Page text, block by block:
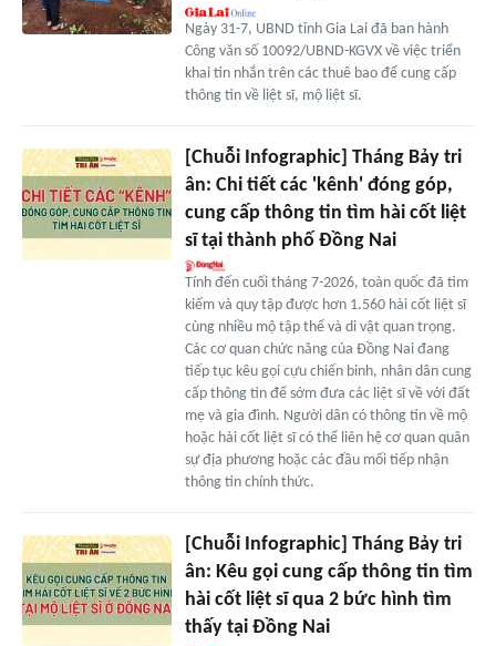
Ngày 31-7, UBND tỉnh Gia Lai đã ban hành
Công văn số 10092/UBND-KGVX về việc triển
khai tin nhắn trên các thuê bao để cung cấp
thông tin về liệt sĩ, mộ liệt sĩ.
[Chuỗi Infographic] Tháng Bảy tri
ân: Chi tiết các 'kênh' đóng góp,
cung cấp thông tin tìm hài cốt liệt
sĩ tại thành phố Đồng Nai
Tính đến cuối tháng 7-2026, toàn quốc đã tìm
kiếm và quy tập được hơn 1.560 hài cốt liệt sĩ
cùng nhiều mộ tập thể và di vật quan trọng.
Các cơ quan chức năng của Đồng Nai đang
tiếp tục kêu gọi cựu chiến binh, nhân dân cung
cấp thông tin để sớm đưa các liệt sĩ về với đất
mẹ và gia đình. Người dân có thông tin về mộ
hoặc hài cốt liệt sĩ có thể liên hệ cơ quan quân
sự địa phương hoặc các đầu mối tiếp nhận
thông tin chính thức.
[Chuỗi Infographic] Tháng Bảy tri
ân: Kêu gọi cung cấp thông tin tìm
hài cốt liệt sĩ qua 2 bức hình tìm
thấy tại Đồng Nai